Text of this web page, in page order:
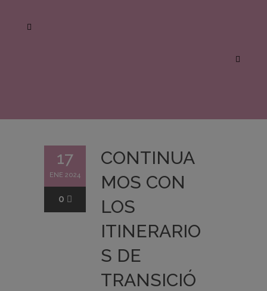
17
ENE 2024
0
CONTINUA
MOS CON
LOS
ITINERARIO
S DE
TRANSICIÓ